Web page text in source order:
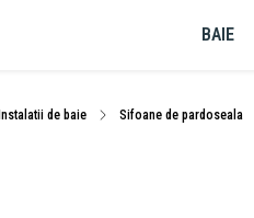
BAIE
Instalatii de baie Sifoane de pardoseala